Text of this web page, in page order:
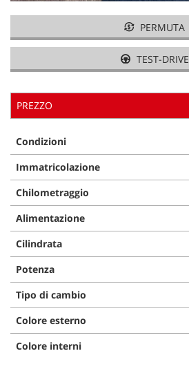
PERMUTA
TEST-DRIVE
PREZZO
Condizioni
Immatricolazione
Chilometraggio
Alimentazione
Cilindrata
Potenza
Tipo di cambio
Colore esterno
Colore interni